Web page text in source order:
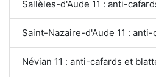
Sallèles-d'Aude 11 : anti-
Saint-Nazaire-d'Aude 11 :
Névian 11 : anti-cafards et